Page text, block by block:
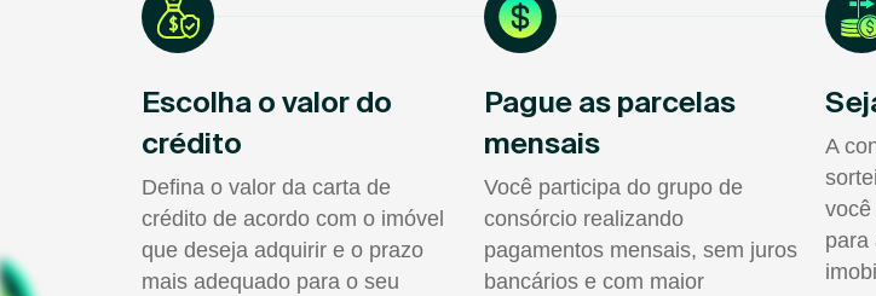
Escolha o valor do
crédito
Defina o valor da carta de
crédito de acordo com o imóvel
que deseja adquirir e o prazo
mais adequado para o seu
Pague as parcelas
mensais
Você participa do grupo de
consórcio realizando
pagamentos mensais, sem juros
bancários e com maior
A
para